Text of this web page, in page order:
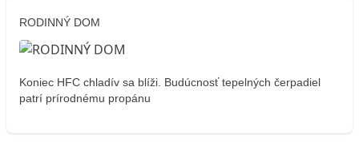
RODINNÝ DOM
Koniec HFC chladív sa blíži. Budúcnosť tepelných čerpadiel
patrí prírodnému propánu